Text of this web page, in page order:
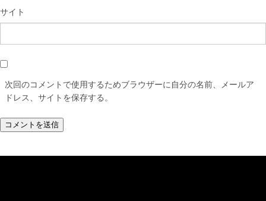
サイト
次回のコメントで使用するためブラウザーに自分の名前、メールア
ドレス、サイトを保存する。